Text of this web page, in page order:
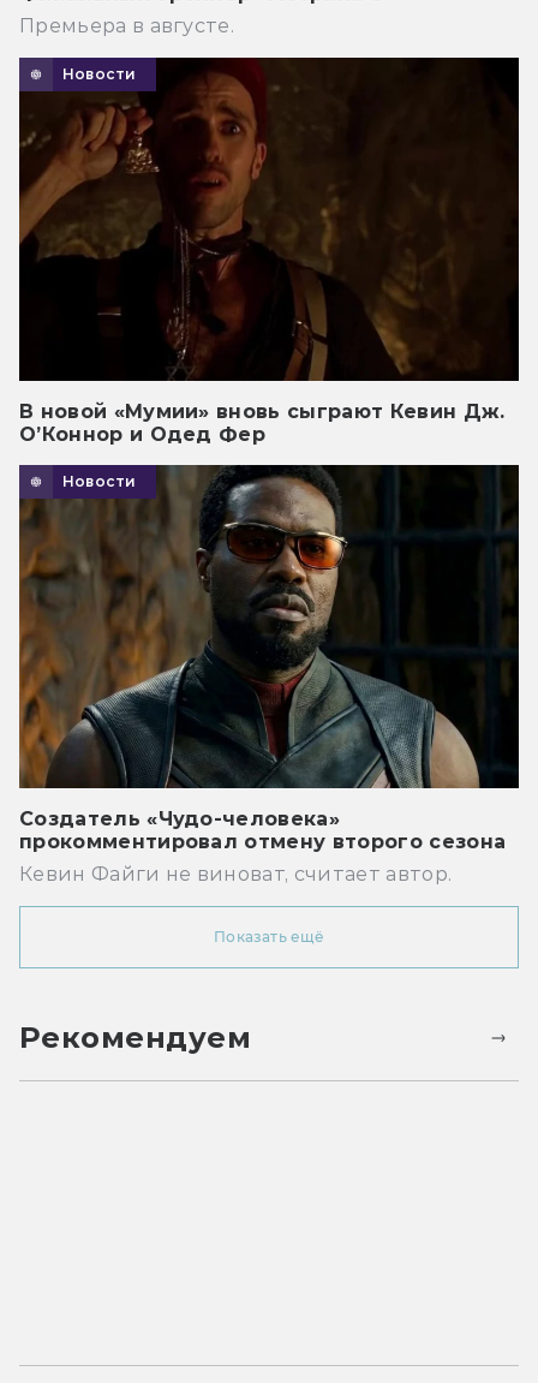
Премьера в августе.
Новости
В новой «Мумии» вновь сыграют Кевин Дж.
О’Коннор и Одед Фер
Новости
Создатель «Чудо-человека»
прокомментировал отмену второго сезона
Кевин Файги не виноват, считает автор.
Показать ещё
Рекомендуем